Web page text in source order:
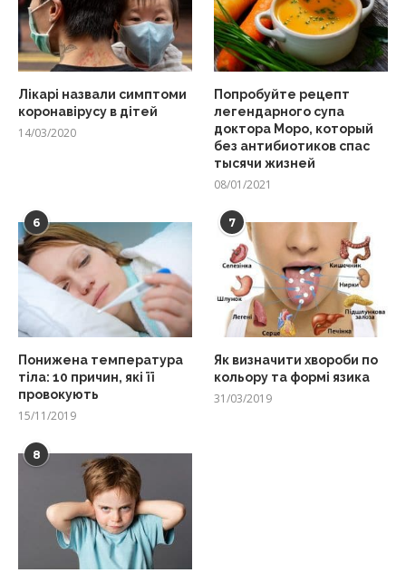
Лікарі назвали симптоми
коронавірусу в дітей
14/03/2020
Попробуйте рецепт
легендарного супа
доктора Моро, который
без антибиотиков спас
тысячи жизней
08/01/2021
6
Понижена температура
тіла: 10 причин, які її
провокують
15/11/2019
7
Як визначити хвороби по
кольору та формі язика
31/03/2019
8